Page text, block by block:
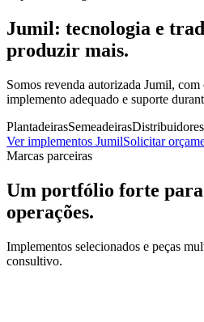
Jumil: tecnologia e
produzir mais.
Somos revenda autorizada Jumil,
implemento adequado e suporte
PlantadeirasSemeadeirasDistribuidores
Ver implementos JumilSolicitar
Marcas parceiras
Um portfólio forte
operações.
Implementos selecionados e peças
consultivo.